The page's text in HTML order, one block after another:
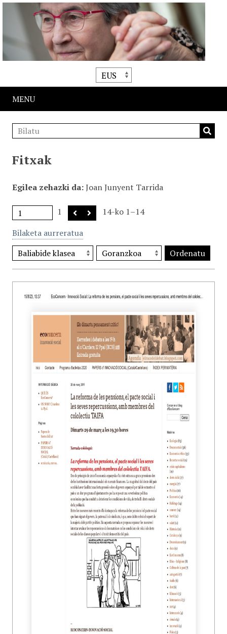
MENU
Fitxak
Egilea zehazki da Joan Junyent Tarrida
1
14-ko 1–14
Bilaketa aurreratua
Ordenatu